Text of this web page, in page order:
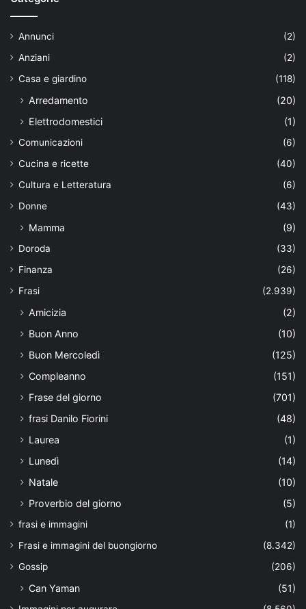
Annunci
(2)
Anziani
(2)
Casa e giardino
(118)
Arredamento
(20)
Elettrodomestici
(1)
Comunicazioni
(6)
Cucina e ricette
(40)
Cultura e Letteratura
(6)
Donne
(43)
Mamma (9)
Doroda
(33)
Finanza
(26)
Frasi
(2.939)
Amicizia
(2)
Buon Anno
(10)
Buon Mercoledì
(125)
Compleanno
(151)
Frase del giorno
(701)
frasi Danilo Fiorini
(48)
Laurea
(1)
Lunedì
(14)
Natale
(10)
Proverbio del giorno
(5)
frasi e immagini
(1)
Frasi e immagini del buongiorno
(8.342)
Gossip
(206)
Can Yaman (51)